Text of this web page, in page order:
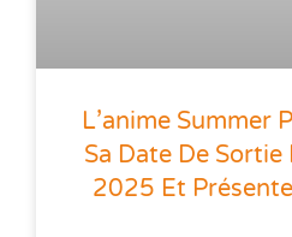
L’anime Summer
Sa Date De
2025 Et